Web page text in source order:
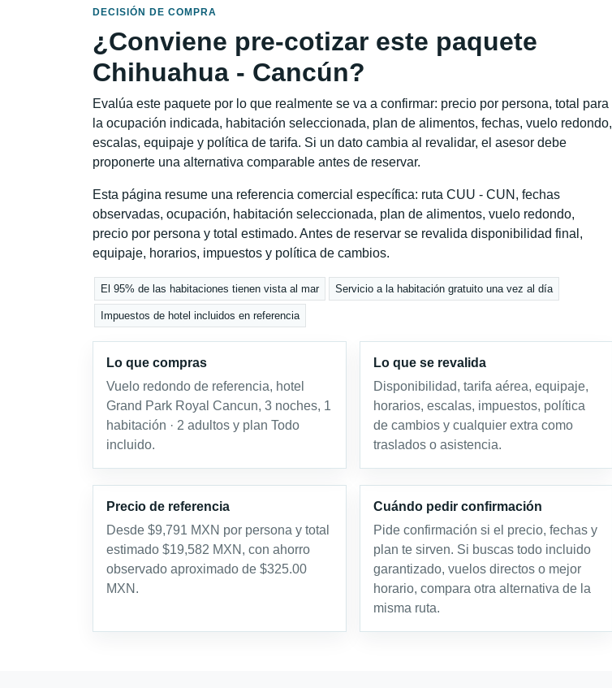
DECISIÓN DE COMPRA
¿Conviene pre-cotizar este paquete
Chihuahua - Cancún?
Evalúa este paquete por lo que realmente se va a confirmar: precio por persona, total para
la ocupación indicada, habitación seleccionada, plan de alimentos, fechas, vuelo redondo,
escalas, equipaje y política de tarifa. Si un dato cambia al revalidar, el asesor debe
proponerte una alternativa comparable antes de reservar.
Esta página resume una referencia comercial específica: ruta CUU - CUN, fechas
observadas, ocupación, habitación seleccionada, plan de alimentos, vuelo redondo,
precio por persona y total estimado. Antes de reservar se revalida disponibilidad final,
equipaje, horarios, impuestos y política de cambios.
El 95% de las habitaciones tienen vista al mar Servicio a la habitación gratuito una vez al día
Impuestos de hotel incluidos en referencia
Lo que compras
Vuelo redondo de referencia, hotel
Grand Park Royal Cancun, 3 noches, 1
habitación · 2 adultos y plan Todo
incluido.
Lo que se revalida
Disponibilidad, tarifa aérea, equipaje,
horarios, escalas, impuestos, política
de cambios y cualquier extra como
traslados o asistencia.
Precio de referencia
Desde $9,791 MXN por persona y total
estimado $19,582 MXN, con ahorro
observado aproximado de $325.00
MXN.
Cuándo pedir confirmación
Pide confirmación si el precio, fechas y
plan te sirven. Si buscas todo incluido
garantizado, vuelos directos o mejor
horario, compara otra alternativa de la
misma ruta.